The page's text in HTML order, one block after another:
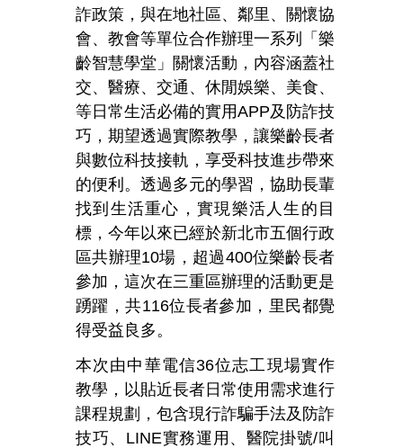
詐政策，與在地社區、鄰里、關懷協
會、教會等單位合作辦理一系列「樂
齡智慧學堂」關懷活動，內容涵蓋社
交、醫療、交通、休閒娛樂、美食、
等日常生活必備的實用APP及防詐技
巧，期望透過實際教學，讓樂齡長者
與數位科技接軌，享受科技進步帶來
的便利。透過多元的學習，協助長輩
找到生活重心，實現樂活人生的目
標，今年以來已經於新北市五個行政
區共辦理10場，超過400位樂齡長者
參加，這次在三重區辦理的活動更是
踴躍，共116位長者參加，里民都覺
得受益良多。
本次由中華電信36位志工現場實作
教學，以貼近長者日常使用需求進行
課程規劃，包含現行詐騙手法及防詐
技巧、LINE實務運用、醫院掛號/叫